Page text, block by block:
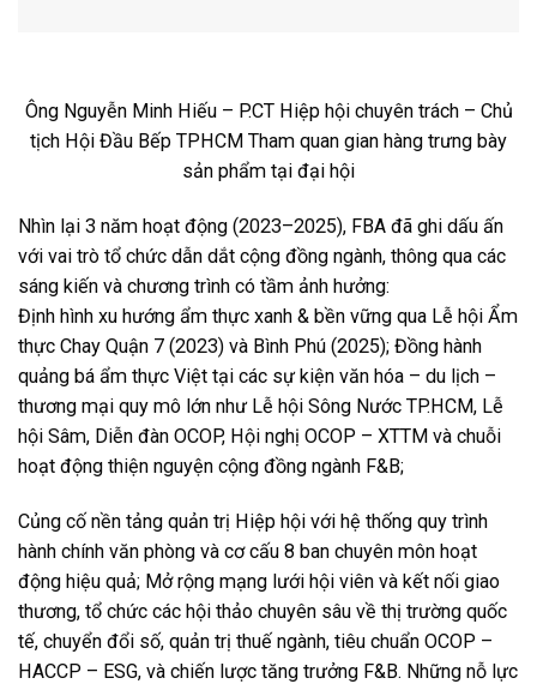
Ông Nguyễn Minh Hiếu – P.CT Hiệp hội chuyên trách – Chủ
tịch Hội Đầu Bếp TPHCM Tham quan gian hàng trưng bày
sản phẩm tại đại hội
Nhìn lại 3 năm hoạt động (2023–2025), FBA đã ghi dấu ấn
với vai trò tổ chức dẫn dắt cộng đồng ngành, thông qua các
sáng kiến và chương trình có tầm ảnh hưởng:
Định hình xu hướng ẩm thực xanh & bền vững qua Lễ hội Ẩm
thực Chay Quận 7 (2023) và Bình Phú (2025); Đồng hành
quảng bá ẩm thực Việt tại các sự kiện văn hóa – du lịch –
thương mại quy mô lớn như Lễ hội Sông Nước TP.HCM, Lễ
hội Sâm, Diễn đàn OCOP, Hội nghị OCOP – XTTM và chuỗi
hoạt động thiện nguyện cộng đồng ngành F&B;
Củng cố nền tảng quản trị Hiệp hội với hệ thống quy trình
hành chính văn phòng và cơ cấu 8 ban chuyên môn hoạt
động hiệu quả; Mở rộng mạng lưới hội viên và kết nối giao
thương, tổ chức các hội thảo chuyên sâu về thị trường quốc
tế, chuyển đổi số, quản trị thuế ngành, tiêu chuẩn OCOP –
HACCP – ESG, và chiến lược tăng trưởng F&B. Những nỗ lực